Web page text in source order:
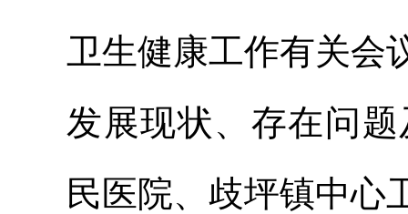
卫生健康工作有关会
发展现状、存在问
民医院、歧坪镇中心